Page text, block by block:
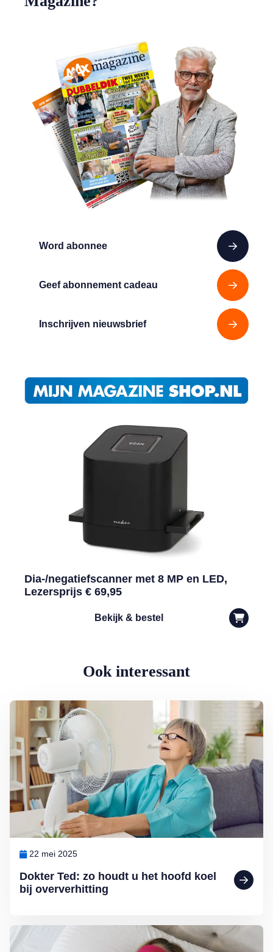
Word abonnee
Geef abonnement cadeau
Inschrijven nieuwsbrief
Dia-/negatiefscanner met 8 MP en LED,
Lezersprijs € 69,95
Bekijk & bestel
Ook interessant
Dokter Ted: zo houdt u het hoofd koel
bij oververhitting
22 mei 2025
Lees meer over Dokter Ted: zo houdt u het hoofd koel bij
Lees meer over Nieuwe hype: slapen met mondtape